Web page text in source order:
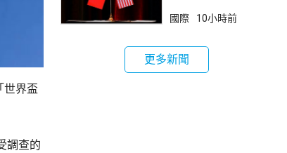
世界盃
調查的
與華為合作
國際 10小時前
更多新聞